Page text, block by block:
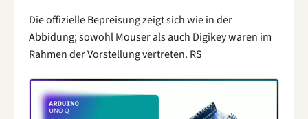
Die offizielle Bepreisung zeigt sich wie in der
Abbidung; sowohl Mouser als auch Digikey waren im
Rahmen der Vorstellung vertreten. RS